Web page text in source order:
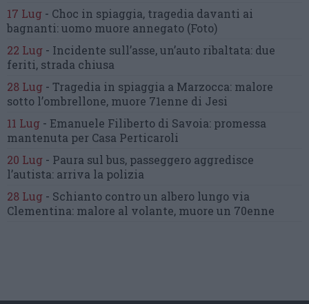
17 Lug - Choc in spiaggia, tragedia davanti ai
bagnanti:uomo muore annegato (Foto)
22 Lug - Incidente sull’asse, un’auto ribaltata: due
feriti, strada chiusa
28 Lug - Tragedia in spiaggia a Marzocca: malore
sotto l’ombrellone, muore 71enne di Jesi
11 Lug - Emanuele Filiberto di Savoia: promessa
mantenuta per Casa Perticaroli
20 Lug - Paura sul bus, passeggero aggredisce
l’autista: arriva la polizia
28 Lug - Schianto contro un albero lungo via
Clementina: malore al volante, muore un 70enne